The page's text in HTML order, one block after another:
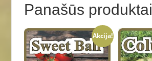
Panašūs produktai
Akcija!